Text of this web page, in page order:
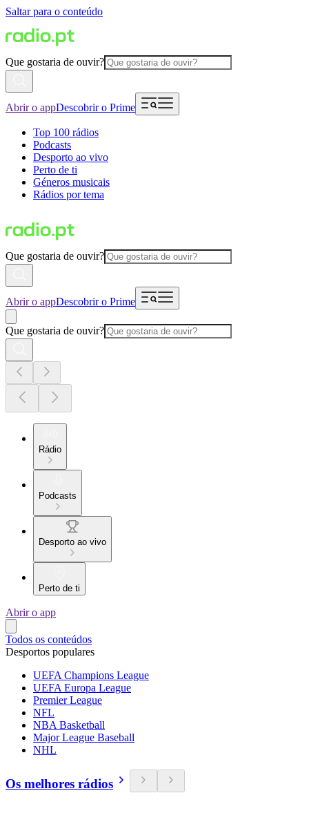
Saltar para o conteúdo
Que gostaria de ouvir?
Abrir o appDescobrir o Prime
Top 100 rádios
Podcasts
Desporto ao vivo
Perto de ti
Géneros musicais
Rádios por tema
Que gostaria de ouvir?
Abrir o appDescobrir o Prime
Que gostaria de ouvir?
Rádio
Podcasts
Desporto ao vivo
Perto de ti
Abrir o app
Todos os conteúdos
Desportos populares
UEFA Champions League
UEFA Europa League
Premier League
NFL
NBA Basketball
Major League Baseball
NHL
Os melhores rádios